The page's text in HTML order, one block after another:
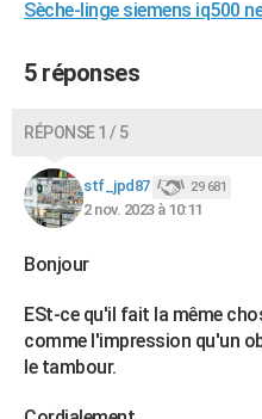
FORUM
Bricolage
Lifestyle
Culture
Sport
Auto
Television
Voyage
Cinema
Sèche-linge siemens iq500
5 réponses
RÉPONSE 1 / 5
stf_jpd87 29 681
2 nov. 2023 à 10:11
Bonjour
ESt-ce qu'il fait la même
comme l'impression qu'un
le tambour.